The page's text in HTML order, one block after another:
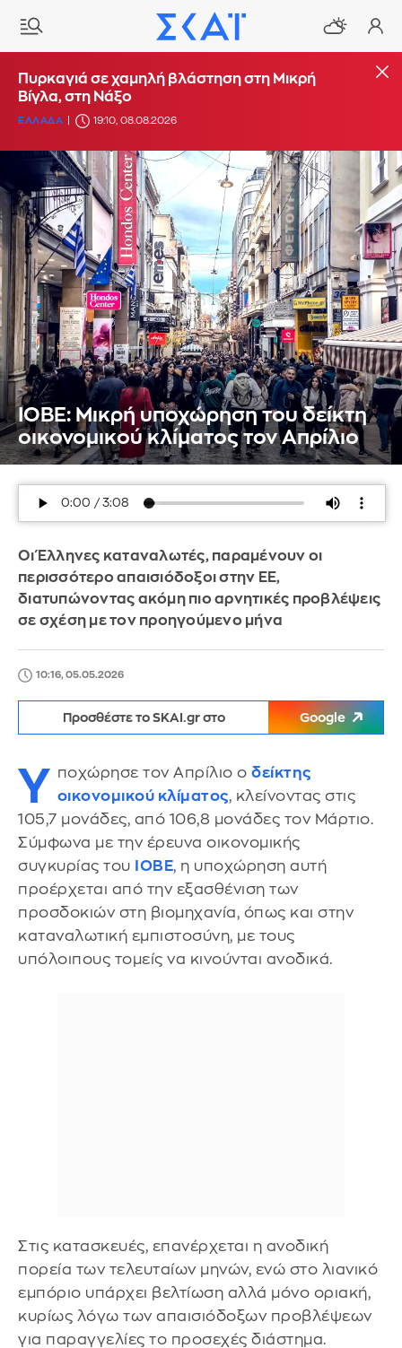
Πυρκαγιά σε χαμηλή βλάστηση στη Μικρή
Βίγλα, στη Νάξο
ΕΛΛΑΔΑ 19:10, 08.08.2026
ΙΟΒΕ: Μικρή υποχώρηση του δείκτη
οικονομικού κλίματος τον Απρίλιο
Οι Έλληνες καταναλωτές, παραμένουν οι
περισσότερο απαισιόδοξοι στην ΕΕ,
διατυπώνοντας ακόμη πιο αρνητικές προβλέψεις
σε σχέση με τον προηγούμενο μήνα
10:16, 05.05.2026
Προσθέστε το SKAI.gr στο Google
Υ ποχώρησε τον Απρίλιο ο δείκτης
οικονομικού κλίματος, κλείνοντας στις
105,7 μονάδες, από 106,8 μονάδες τον Μάρτιο.
Σύμφωνα με την έρευνα οικονομικής
συγκυρίας του
ΙΟΒΕ, η υποχώρηση αυτή
προέρχεται από την εξασθένιση των
προσδοκιών στη βιομηχανία, όπως και στην
καταναλωτική εμπιστοσύνη, με τους
υπόλοιπους τομείς να κινούνται ανοδικά.
Στις κατασκευές, επανέρχεται η ανοδική
πορεία των τελευταίων μηνών, ενώ στο λιανικό
εμπόριο υπάρχει βελτίωση αλλά μόνο οριακή,
κυρίως λόγω των απαισιόδοξων προβλέψεων
για παραγγελίες το προσεχές διάστημα.